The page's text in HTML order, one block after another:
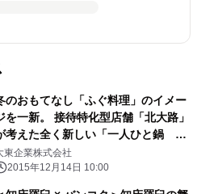
のおもてなし「ふぐ料理」のイメー
を一新。 接待特化型店舗「北大路」
考えた全く新しい「一人ひと鍋 ふ
会席コース」スタート。
東企業株式会社
2015年12月14日 10:00